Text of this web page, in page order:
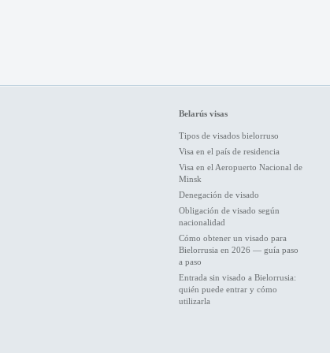
Belarús visas
Tipos de visados bielorruso
Visa en el país de residencia
Visa en el Aeropuerto Nacional de
Minsk
Denegación de visado
Obligación de visado según
nacionalidad
Cómo obtener un visado para
Bielorrusia en 2026 — guía paso
a paso
Entrada sin visado a Bielorrusia:
quién puede entrar y cómo
utilizarla